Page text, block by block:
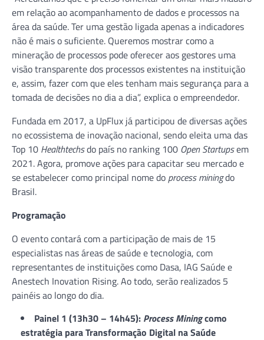
em relação ao acompanhamento de dados e processos na
área da saúde. Ter uma gestão ligada apenas a indicadores
não é mais o suficiente. Queremos mostrar como a
mineração de processos pode oferecer aos gestores uma
visão transparente dos processos existentes na instituição
e, assim, fazer com que eles tenham mais segurança para a
tomada de decisões no dia a dia”, explica o empreendedor.
Fundada em 2017, a UpFlux já participou de diversas ações
no ecossistema de inovação nacional, sendo eleita uma das
Top 10 Healthtechsdo país no ranking 100 Open Startupsem
2021. Agora, promove ações para capacitar seu mercado e
se estabelecer como principal nome do process miningdo
Brasil.
Programação
O evento contará com a participação de mais de 15
especialistas nas áreas de saúde e tecnologia, com
representantes de instituições como Dasa, IAG Saúde e
Anestech Inovation Rising. Ao todo, serão realizados 5
painéis ao longo do dia.
Painel 1 (13h30 – 14h45): Process Miningcomo
estratégia para Transformação Digital na Saúde